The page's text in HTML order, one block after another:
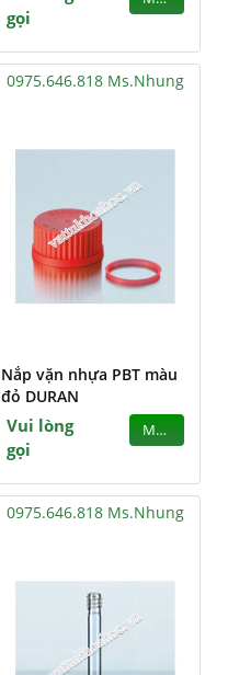
gọi
0975.646.818 Ms.Nhung
Nắp vặn nhựa PBT màu
đỏ DURAN
Vui lòng
gọi
MUA
0975.646.818 Ms.Nhung